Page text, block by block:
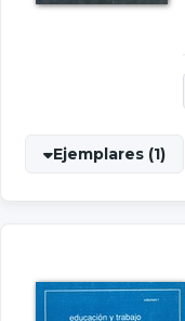
Ejemplares (1)